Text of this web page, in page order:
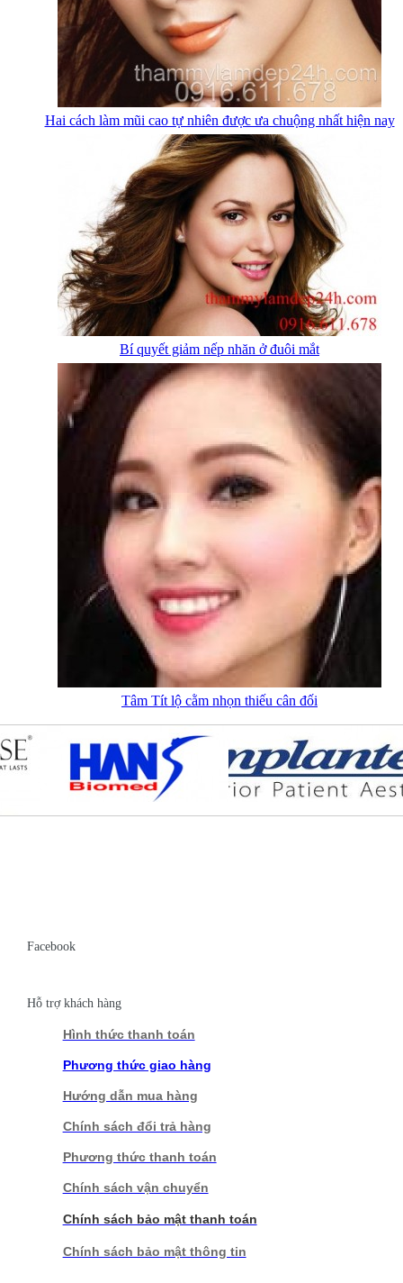
Hai cách làm mũi cao tự nhiên được ưa chuộng nhất hiện nay
Bí quyết giảm nếp nhăn ở đuôi mắt
Tâm Tít lộ cằm nhọn thiếu cân đối
Facebook
Hỗ trợ khách hàng
Hình thức thanh toán
Phương thức giao hàng
Hướng dẫn mua hàng
Chính sách đổi trả hàng
Phương thức thanh toán
Chính sách vận chuyển
Chính sách bảo mật thanh toán
Chính sách bảo mật thông tin